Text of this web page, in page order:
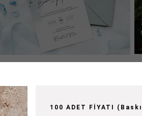
100 ADET FİYATI